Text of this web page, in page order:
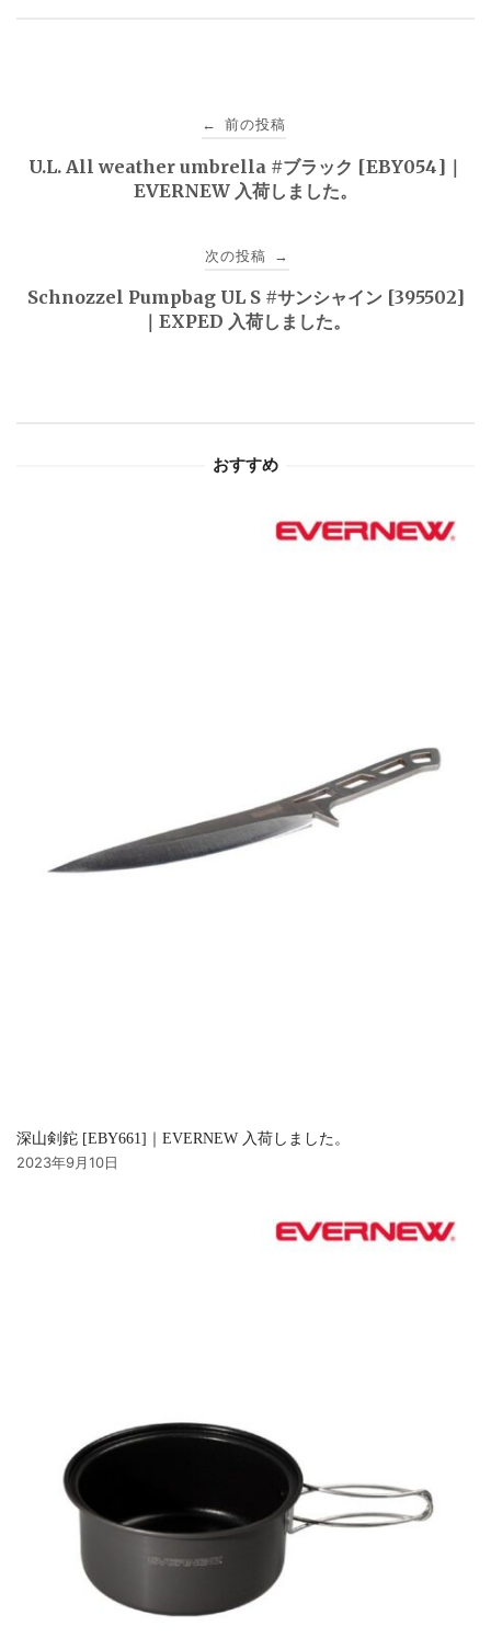
稿
ゲ
← 前の投稿
U.L. All weather umbrella #ブラック [EBY054]｜
EVERNEW 入荷しました。
次の投稿 →
Schnozzel Pumpbag UL S #サンシャイン [395502]
｜EXPED 入荷しました。
おすすめ
深山剣鉈 [EBY661]｜EVERNEW 入荷しました。
2023年9月10日